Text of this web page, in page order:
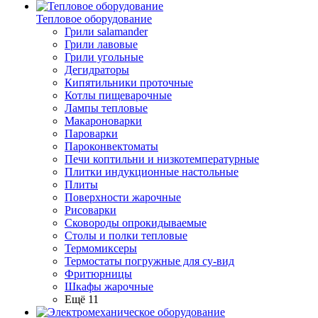
Тепловое оборудование
Грили salamander
Грили лавовые
Грили угольные
Дегидраторы
Кипятильники проточные
Котлы пищеварочные
Лампы тепловые
Макароноварки
Пароварки
Пароконвектоматы
Печи коптильни и низкотемпературные
Плитки индукционные настольные
Плиты
Поверхности жарочные
Рисоварки
Сковороды опрокидываемые
Столы и полки тепловые
Термомиксеры
Термостаты погружные для су-вид
Фритюрницы
Шкафы жарочные
Ещё 11